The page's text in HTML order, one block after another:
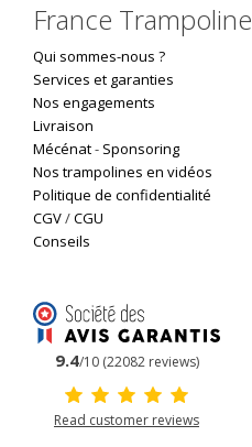
France Trampoline
Qui sommes-nous ?
Services et garanties
Nos engagements
Livraison
Mécénat- Sponsoring
Nos trampolines en vidéos
Politique de confidentialité
CGV/CGU
Conseils
9.4/10 (22082 reviews)
Read customer reviews